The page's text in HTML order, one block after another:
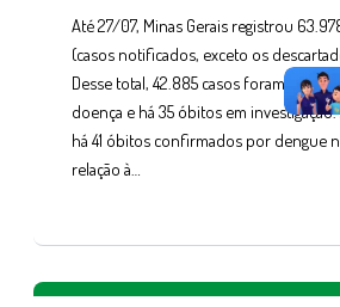
Até 27/07, Minas Gerais registrou
(casos notificados, exceto os
Desse total, 42.885 casos foram
doença e há 35 óbitos em
há 41 óbitos confirmados por dengue
relação à…